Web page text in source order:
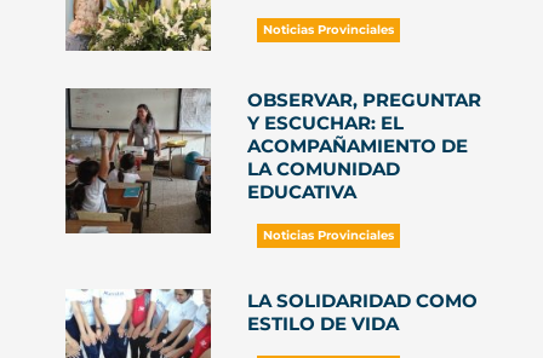
Noticias Provinciales
OBSERVAR, PREGUNTAR
Y ESCUCHAR: EL
ACOMPAÑAMIENTO DE
LA COMUNIDAD
EDUCATIVA
Noticias Provinciales
LA SOLIDARIDAD COMO
ESTILO DE VIDA